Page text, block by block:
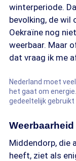
winterperiode.
bevolking, de wil
Oekraïne nog
weerbaar. Maar
dat vraag ik me
Nederland moet
het gaat om
gedeeltelijk gebruikt
Middendorp, die
heeft, ziet als